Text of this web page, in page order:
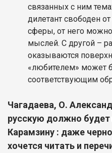
связанных с ним
дилетант свободен
сферы, от него
мыслей. С другой –
оказываются
«любителем» может
соответствующим
Чагадаева, О.
русскую должно будет
Карамзину : даже
хочется читать и